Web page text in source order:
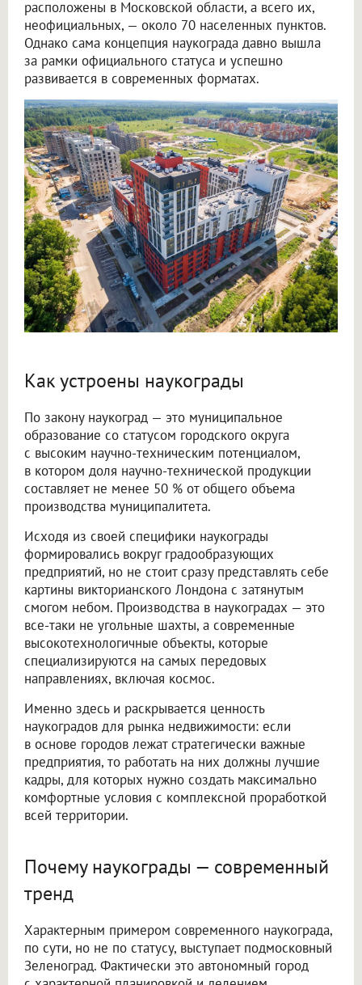
расположены в Московской области, а всего их,
неофициальных, — около 70 населенных пунктов.
Однако сама концепция наукограда давно вышла
за рамки официального статуса и успешно
развивается в современных форматах.
Как устроены наукограды
По закону наукоград — это муниципальное
образование со статусом городского округа
с высоким научно-техническим потенциалом,
в котором доля научно-технической продукции
составляет не менее 50 % от общего объема
производства муниципалитета.
Исходя из своей специфики наукограды
формировались вокруг градообразующих
предприятий, но не стоит сразу представлять себе
картины викторианского Лондона с затянутым
смогом небом. Производства в наукоградах — это
все-таки не угольные шахты, а современные
высокотехнологичные объекты, которые
специализируются на самых передовых
направлениях, включая космос.
Именно здесь и раскрывается ценность
наукоградов для рынка недвижимости: если
в основе городов лежат стратегически важные
предприятия, то работать на них должны лучшие
кадры, для которых нужно создать максимально
комфортные условия с комплексной проработкой
всей территории.
Почему наукограды — современный
тренд
Характерным примером современного наукограда,
по сути, но не по статусу, выступает подмосковный
Зеленоград. Фактически это автономный город